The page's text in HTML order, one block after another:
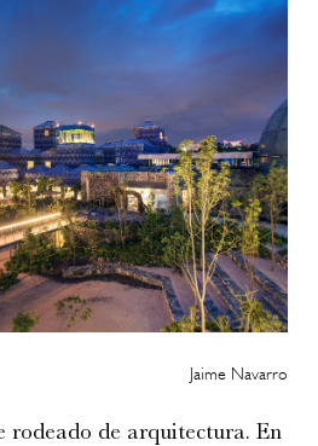
Jaime Navarro
rodeado de arquitectura. En